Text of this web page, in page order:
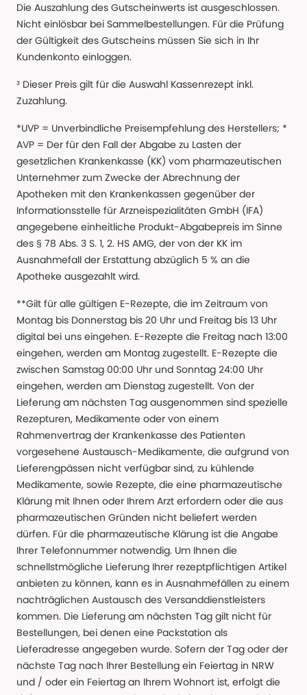
Die Auszahlung des Gutscheinwerts ist ausgeschlossen.
Nicht einlösbar bei Sammelbestellungen. Für die Prüfung
der Gültigkeit des Gutscheins müssen Sie sich in Ihr
Kundenkonto einloggen.
³ Dieser Preis gilt für die Auswahl Kassenrezept inkl.
Zuzahlung.
*UVP = Unverbindliche Preisempfehlung des Herstellers; *
AVP = Der für den Fall der Abgabe zu Lasten der
gesetzlichen Krankenkasse (KK) vom pharmazeutischen
Unternehmer zum Zwecke der Abrechnung der
Apotheken mit den Krankenkassen gegenüber der
Informationsstelle für Arzneispezialitäten GmbH (IFA)
angegebene einheitliche Produkt-Abgabepreis im Sinne
des § 78 Abs. 3 S. 1, 2. HS AMG, der von der KK im
Ausnahmefall der Erstattung abzüglich 5 % an die
Apotheke ausgezahlt wird.
**Gilt für alle gültigen E-Rezepte, die im Zeitraum von
Montag bis Donnerstag bis 20 Uhr und Freitag bis 13 Uhr
digital bei uns eingehen. E-Rezepte die Freitag nach 13:00
eingehen, werden am Montag zugestellt. E-Rezepte die
zwischen Samstag 00:00 Uhr und Sonntag 24:00 Uhr
eingehen, werden am Dienstag zugestellt. Von der
Lieferung am nächsten Tag ausgenommen sind spezielle
Rezepturen, Medikamente oder von einem
Rahmenvertrag der Krankenkasse des Patienten
vorgesehene Austausch-Medikamente, die aufgrund von
Lieferengpässen nicht verfügbar sind, zu kühlende
Medikamente, sowie Rezepte, die eine pharmazeutische
Klärung mit Ihnen oder Ihrem Arzt erfordern oder die aus
pharmazeutischen Gründen nicht beliefert werden
dürfen. Für die pharmazeutische Klärung ist die Angabe
Ihrer Telefonnummer notwendig. Um Ihnen die
schnellstmögliche Lieferung Ihrer rezeptpflichtigen Artikel
anbieten zu können, kann es in Ausnahmefällen zu einem
nachträglichen Austausch des Versanddienstleisters
kommen. Die Lieferung am nächsten Tag gilt nicht für
Bestellungen, bei denen eine Packstation als
Lieferadresse angegeben wurde. Sofern der Tag oder der
nächste Tag nach Ihrer Bestellung ein Feiertag in NRW
und / oder ein Feiertag an Ihrem Wohnort ist, erfolgt die